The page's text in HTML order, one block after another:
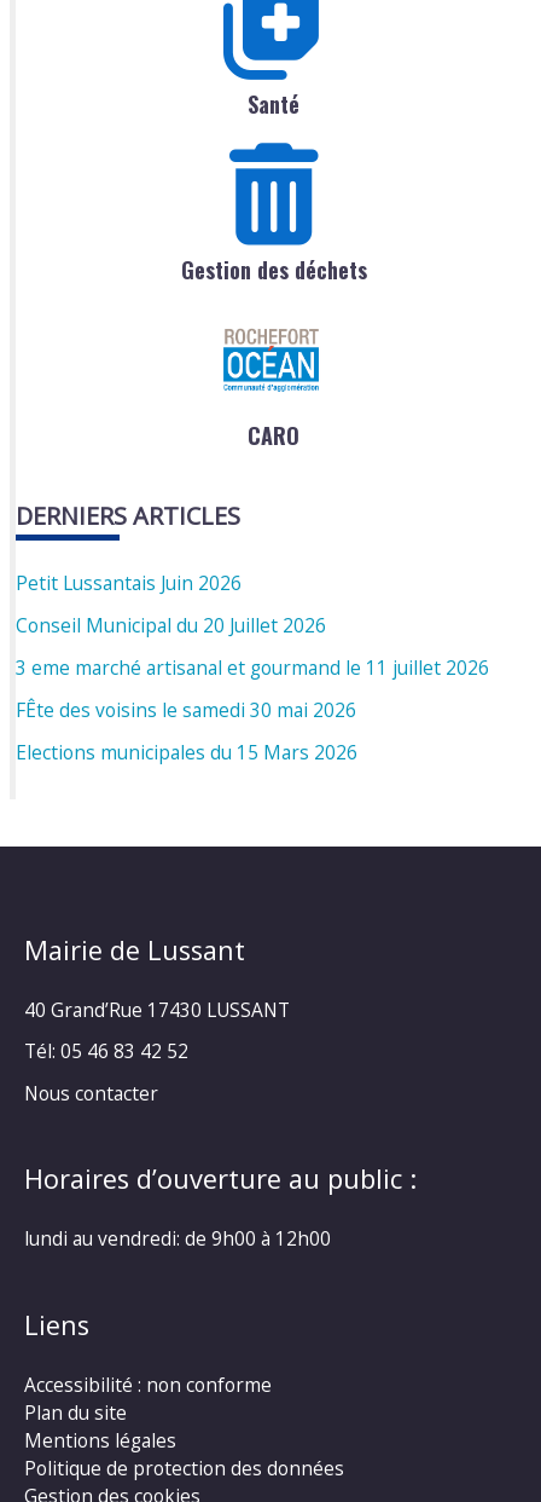
Santé
Gestion des déchets
CARO
DERNIERS ARTICLES
Petit Lussantais Juin 2026
Conseil Municipal du 20 Juillet 2026
3 eme marché artisanal et gourmand le 11 juillet 2026
FÊte des voisins le samedi 30 mai 2026
Elections municipales du 15 Mars 2026
Mairie de Lussant
40 Grand’Rue 17430 LUSSANT
Tél: 05 46 83 42 52
Nous contacter
Horaires d’ouverture au public :
lundi au vendredi: de 9h00 à 12h00
Liens
Accessibilité : non conforme
Plan du site
Mentions légales
Politique de protection des données
Gestion des cookies